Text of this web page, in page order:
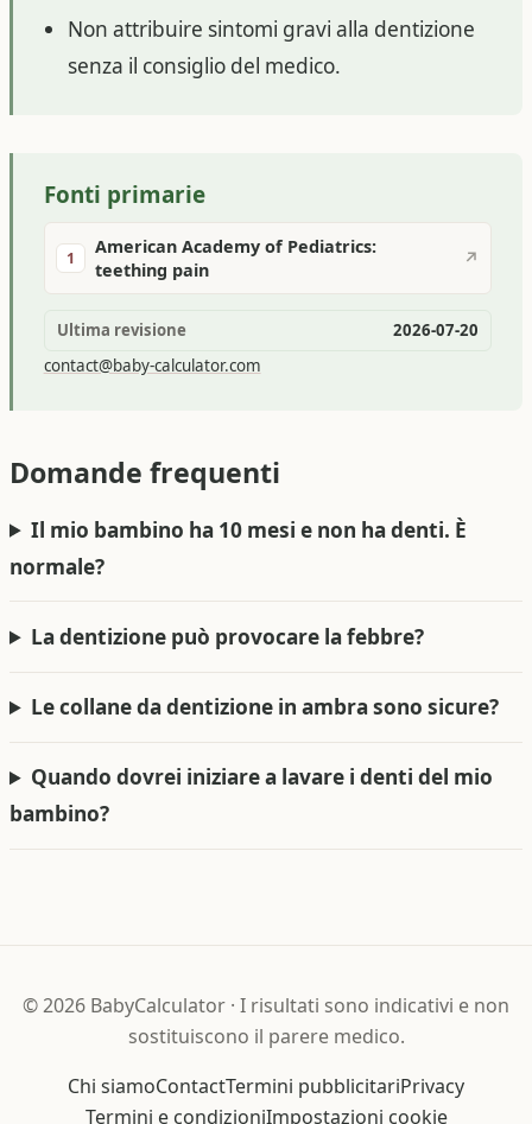
Non attribuire sintomi gravi alla dentizione
senza il consiglio del medico.
Fonti primarie
1
American Academy of Pediatrics:
teething pain
↗
Ultima revisione
2026-07-20
contact@baby-calculator.com
Domande frequenti
Il mio bambino ha 10 mesi e non ha denti. È
normale?
La dentizione può provocare la febbre?
Le collane da dentizione in ambra sono sicure?
Quando dovrei iniziare a lavare i denti del mio
bambino?
©2026 BabyCalculator · I risultati sono indicativi e non
sostituiscono il parere medico.
Chi siamoContactTermini pubblicitariPrivacy
Termini e condizioniImpostazioni cookie